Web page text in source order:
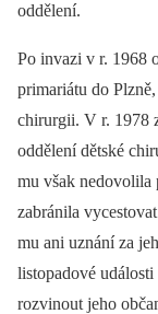
oddělení.
Po invazi v r. 1968
primariátu do
chirurgii. V r. 1978
oddělení dětské
mu však nedovolila
zabránila
mu ani uznání za
listopadové
rozvinout jeho